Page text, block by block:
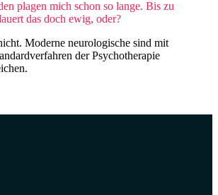
plagen mich schon so lange. Bis zu
das doch ewig, oder?
Moderne neurologische sind mit
der Psychotherapie